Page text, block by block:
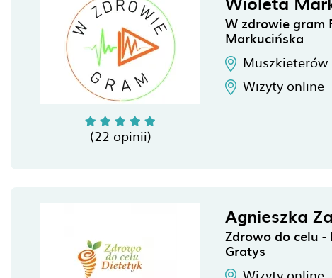
(22 opinii)
W zdrowie gram
Markucińska
Muszkieterów
Wizyty online
Agnieszka
Zdrowo do celu
Gratys